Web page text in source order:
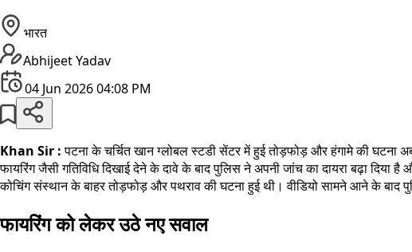
भारत
Abhijeet Yadav
04 Jun 2026 04:08 PM
Khan Sir :पटना के चर्चित खान ग्लोबल स्टडी सेंटर में हुई तोड़फोड़ और हंगामे की घटना
फायरिंग जैसी गतिविधि दिखाई देने के दावे के बाद पुलिस ने अपनी जांच का दायरा बढ़ा दिया
कोचिंग संस्थान के बाहर तोड़फोड़ और पथराव की घटना हुई थी। वीडियो सामने आने के बाद
फायरिंग को लेकर उठे नए सवाल